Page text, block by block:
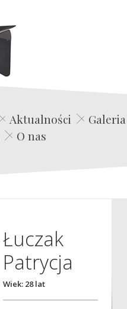
Edwin Film Agencja Aktorska
Aktualności
Galeria
O nas
Łuczak
Patrycja
Wiek: 28 lat